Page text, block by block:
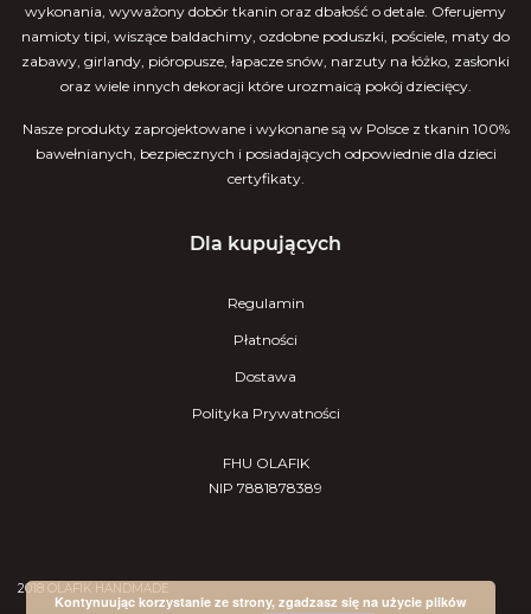
wykonania, wyważony dobór tkanin oraz dbałość o detale. Oferujemy
namioty tipi, wiszące baldachimy, ozdobne poduszki, pościele, maty do
zabawy, girlandy, pióropusze, łapacze snów, narzuty na łóżko, zasłonki
oraz wiele innych dekoracji które urozmaicą pokój dziecięcy.
Nasze produkty zaprojektowane i wykonane są w Polsce z tkanin 100%
bawełnianych, bezpiecznych i posiadających odpowiednie dla dzieci
certyfikaty.
Dla kupujących
Regulamin
Płatności
Dostawa
Polityka Prywatności
FHU OLAFIK
NIP 7881878389
2018 OLAFIK HANDMADE
Kontynuując korzystanie ze strony, zgadzasz się na użycie plików